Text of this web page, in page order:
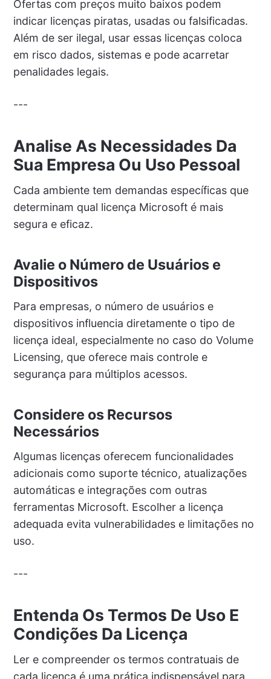
Ofertas com preços muito baixos podem
indicar licenças piratas, usadas ou falsificadas.
Além de ser ilegal, usar essas licenças coloca
em risco dados, sistemas e pode acarretar
penalidades legais.
---
Analise As Necessidades Da
Sua Empresa Ou Uso Pessoal
Cada ambiente tem demandas específicas que
determinam qual licença Microsoft é mais
segura e eficaz.
Avalie o Número de Usuários e
Dispositivos
Para empresas, o número de usuários e
dispositivos influencia diretamente o tipo de
licença ideal, especialmente no caso do Volume
Licensing, que oferece mais controle e
segurança para múltiplos acessos.
Considere os Recursos
Necessários
Algumas licenças oferecem funcionalidades
adicionais como suporte técnico, atualizações
automáticas e integrações com outras
ferramentas Microsoft. Escolher a licença
adequada evita vulnerabilidades e limitações no
uso.
---
Entenda Os Termos De Uso E
Condições Da Licença
Ler e compreender os termos contratuais de
cada licença é uma prática indispensável para